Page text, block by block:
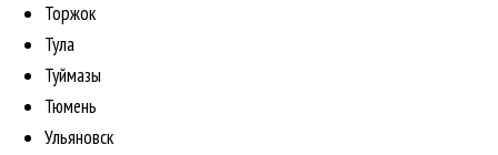
Торжок
Тула
Туймазы
Тюмень
Ульяновск